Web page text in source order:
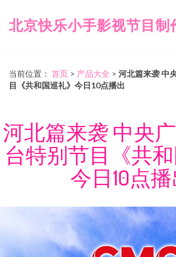
北京快乐小手影视节目制
当前位置： 首页 > 产品大全 > 河北篇来袭 中
目《共和国巡礼》今日10点播出
河北篇来袭 中央
台特别节目《共和
今日10点播